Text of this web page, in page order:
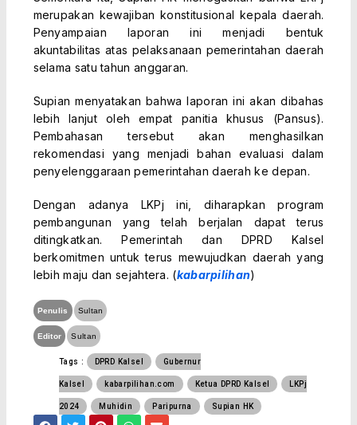
merupakan kewajiban konstitusional kepala daerah.
Penyampaian laporan ini menjadi bentuk
akuntabilitas atas pelaksanaan pemerintahan daerah
selama satu tahun anggaran.
Supian menyatakan bahwa laporan ini akan dibahas
lebih lanjut oleh empat panitia khusus (Pansus).
Pembahasan tersebut akan menghasilkan
rekomendasi yang menjadi bahan evaluasi dalam
penyelenggaraan pemerintahan daerah ke depan.
Dengan adanya LKPj ini, diharapkan program
pembangunan yang telah berjalan dapat terus
ditingkatkan. Pemerintah dan DPRD Kalsel
berkomitmen untuk terus mewujudkan daerah yang
lebih maju dan sejahtera. (kabarpilihan)
Penulis Sultan
Editor Sultan
Tags : DPRD Kalsel Gubernur
Kalsel kabarpilihan.com Ketua DPRD Kalsel LKPj
2024 Muhidin Paripurna Supian HK